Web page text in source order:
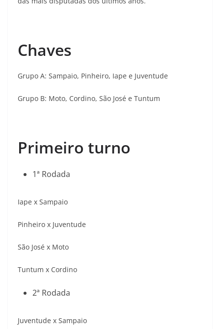
Chaves
Grupo A: Sampaio, Pinheiro, Iape e Juventude
Grupo B: Moto, Cordino, São José e Tuntum
Primeiro turno
1ª Rodada
Iape x Sampaio
Pinheiro x Juventude
São José x Moto
Tuntum x Cordino
2ª Rodada
Juventude x Sampaio